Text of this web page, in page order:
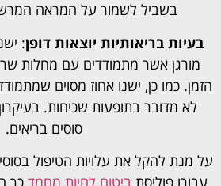
בשביל לשמור על המראה
בעיות בריאותיות יוצאות דופן:
מורגן אשר מתמודדים עם מחלות
הזמן. כמו כן, ישנו אחוז מסוים
לא מדובר בתופעות שכיחות.
סוסים בריאים.
על מנת להקל את עלויות הטיפול בסוסי
עבורו פוליסתביטוח לחיות מחמד כך